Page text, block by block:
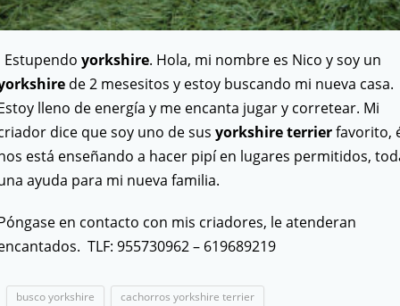
yorkshire. Hola, mi nombre es Nico y soy un
de 2 mesesitos y estoy buscando mi nueva casa.
lleno de energía y me encanta jugar y corretear. Mi
dice que soy uno de sus yorkshire terrierfavorito,
está enseñando a hacer pipí en lugares permitidos,
ayuda para mi nueva familia.
en contacto con mis criadores, le atenderan
TLF: 955730962 – 619689219
busco yorkshire
cachorros yorkshire terrier